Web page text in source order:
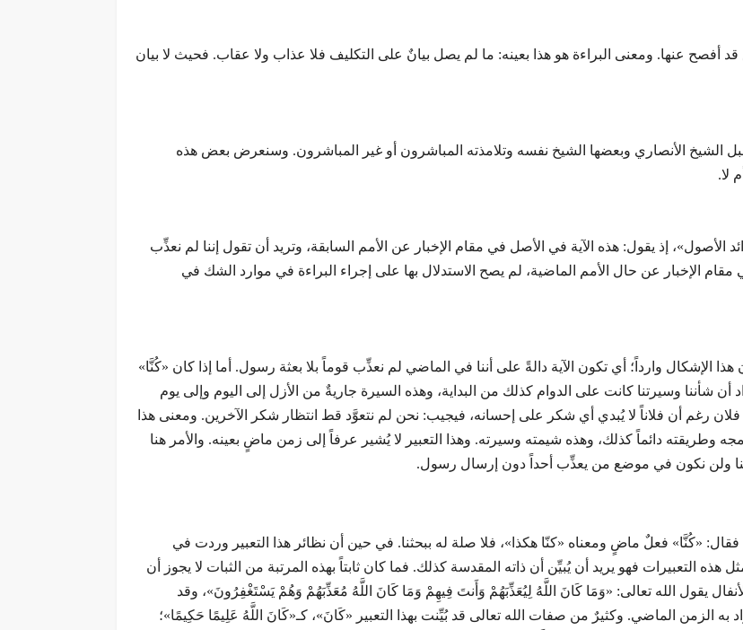
قد أفصح عنها. ومعنى البراءة هو هذا بعينه: ما لم يصل بيانٌ على التكليف فلا عذاب ولا عقاب. فحيث لا بيان
الشيخ الأنصاري وبعضها الشيخ نفسه وتلامذته المباشرون أو غير المباشرون. وسنعرض بعض هذه
لا.
إذ يقول: هذه الآية في الأصل في مقام الإخبار عن الأمم السابقة، وتريد أن تقول إننا لم نعذِّب
الإخبار عن حال الأمم الماضية، لم يصح الاستدلال بها على إجراء البراءة في موارد الشك في
الإشكال وارداً؛ أي تكون الآية دالةً على أننا في الماضي لم نعذِّب قوماً بلا بعثة رسول. أما إذا كان «كُنَّا»
شأننا وسيرتنا كانت على الدوام كذلك من البداية، وهذه السيرة جاريةٌ من الأزل إلى اليوم وإلى يوم
فلان رغم أن فلاناً لا يُبدي أي شكر على إحسانه، فيجيب: نحن لم نتعوَّد قط انتظار شكر الآخرين. ومعنى هذا
وطريقته دائماً كذلك، وهذه شيمته وسيرته. وهذا التعبير لا يُشير عرفاً إلى زمن ماضٍ بعينه. والأمر هنا
ولن نكون في موضع من يعذِّب أحداً دون إرسال رسول.
فقال: «كُنَّا» فعلٌ ماضٍ ومعناه «كنّا هكذا»، فلا صلة له ببحثنا. في حين أن نظائر هذا التعبير وردت في
هذه التعبيرات فهو يريد أن يُبيِّن أن ذاته المقدسة كذلك. فما كان ثابتاً بهذه المرتبة من الثبات لا يجوز أن
منتفياً. فمثلاً في الآية 33 من سورة الأنفال يقول الله تعالى: «وَمَا كَانَ اللَّهُ لِيُعَذِّبَهُمْ وَأَنتَ فِيهِمْ وَمَا كَانَ اللَّهُ مُعَذِّبَهُمْ وَهُمْ يَسْتَغْفِرُونَ»، وقد
الزمن الماضي. وكثيرٌ من صفات الله تعالى قد بُيِّنت بهذا التعبير «كَانَ»، كـ«كَانَ اللَّهُ عَلِيمًا حَكِيمًا»؛